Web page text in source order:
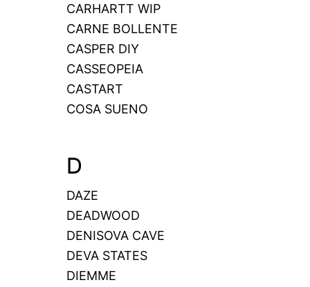
CARHARTT WIP
CARNE BOLLENTE
CASPER DIY
CASSEOPEIA
CASTART
COSA SUENO
D
DAZE
DEADWOOD
DENISOVA CAVE
DEVA STATES
DIEMME